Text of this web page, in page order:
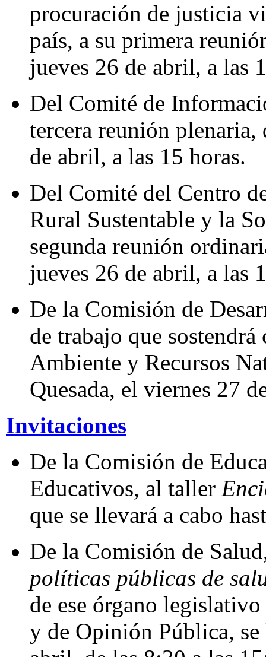
procuración de justicia
país, a su primera
jueves 26 de abril, a las
Del Comité de
tercera reunión plenaria,
de abril, a las 15 horas.
Del Comité del Centro
Rural Sustentable y la
segunda reunión
jueves 26 de abril, a las
De la Comisión de
de trabajo que
Ambiente y Recursos
Quesada, el viernes 27
Invitaciones
De la Comisión de
Educativos, al taller
que se llevará a cabo
De la Comisión de
políticas públicas de
de ese órgano
y de Opinión Pública,